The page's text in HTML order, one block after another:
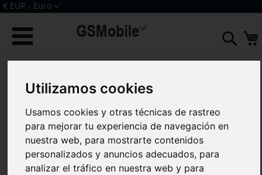
Utilizamos cookies
Usamos cookies y otras técnicas de rastreo
para mejorar tu experiencia de navegación en
nuestra web, para mostrarte contenidos
personalizados y anuncios adecuados, para
analizar el tráfico en nuestra web y para
Ir
al
contenido
Moneda
€ EUR - Euro
galería
imágenes